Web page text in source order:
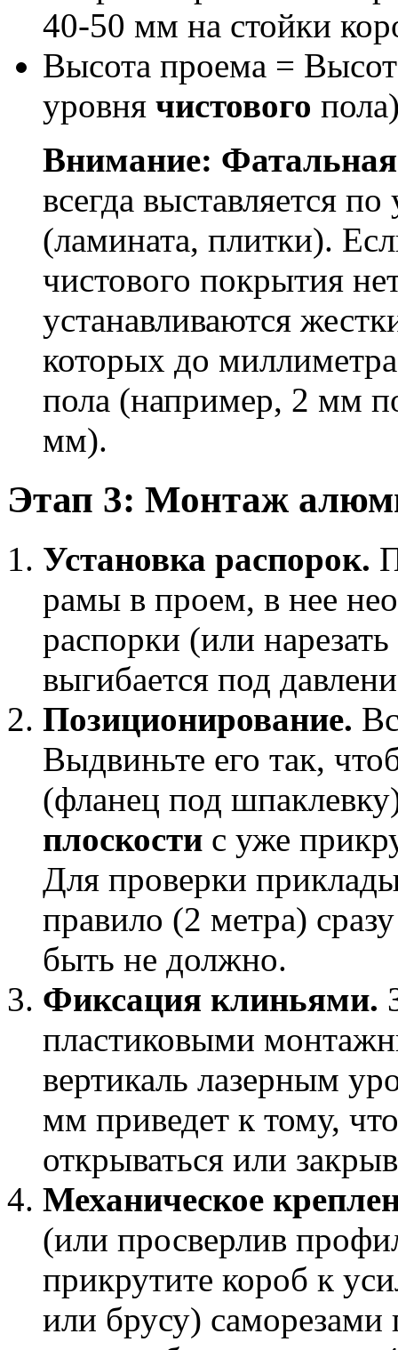
40-50 мм на стойки
Высота проема =
уровня чистового
Внимание:
всегда выставляется
(ламината, плитки).
чистового покрытия
устанавливаются
которых до
пола (например, 2 мм
мм).
Этап 3: Монтаж
Установка распорок.
рамы в проем, в нее
распорки (или
выгибается под
Позиционирование.
Выдвиньте его так,
(фланец под
плоскости с уже
Для проверки
правило (2 метра)
быть не должно.
Фиксация клиньями.
пластиковыми
вертикаль лазерным
мм приведет к тому,
открываться или
Механическое
(или просверлив
прикрутите короб к
или брусу) саморезами